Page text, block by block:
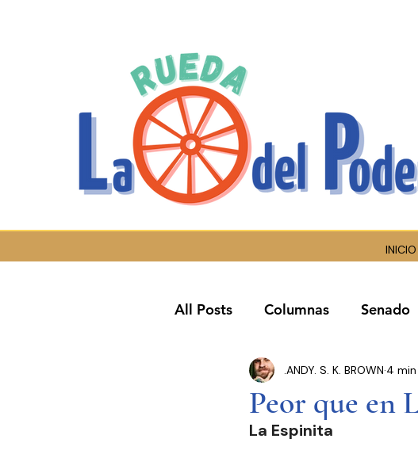
INICIO
All Posts Columnas Senado
Congreso Cdmx
Seguridad Pública
Peor que en
.ANDY. S. K. BROWN 4
La Espinita